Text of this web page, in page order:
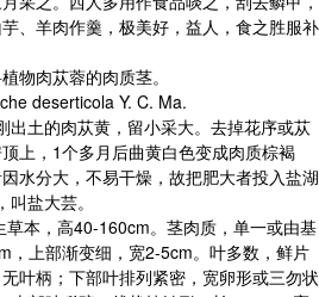
、羊肉作羹，极美好，益人，食之胜服补
物肉苁蓉的肉质茎。
deserticola Y. C. Ma.
出土的肉苁黄，留小采大。去掉花序或苁
上，1个多月后曲黄白色变成肉质棕褐
水分大，不易干燥，故把肥大者投入盐湖
盐大芸。
草本，高40-160cm。茎肉质，单一或由基
，上部渐变细，宽2-5cm。叶多数，鲜片
叶柄；下部叶排列紧密，宽卵形或三勿状